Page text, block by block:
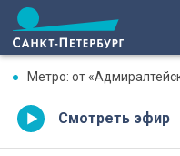
Метро: от «Адмиралтейской» до
Смотреть эфир